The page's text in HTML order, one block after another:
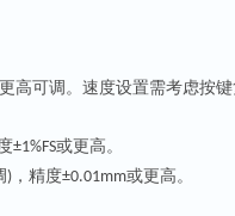
高可调。速度设置需考虑按
±1%FS或更高。
) ，精度±0.01mm或更高。